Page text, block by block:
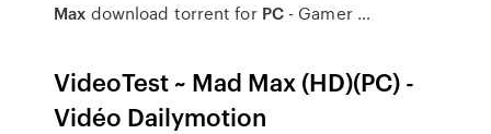
Max download torrent for PC- Gamer …
VideoTest ~ Mad Max (HD)(PC) -
Vidéo Dailymotion